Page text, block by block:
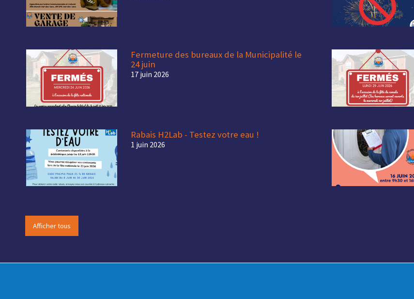
Fermeture des bureaux de la Municipalité le
24 juin
17 juin 2026
Rabais H2Lab - Testez votre eau !
1 juin 2026
Afficher tous